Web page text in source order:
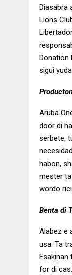
Diasabra
Lions
Donation
sigui
Aruba
door di
serbete,
habon,
mester
wordo
Benta di
Alabez e
usa. Ta
for di